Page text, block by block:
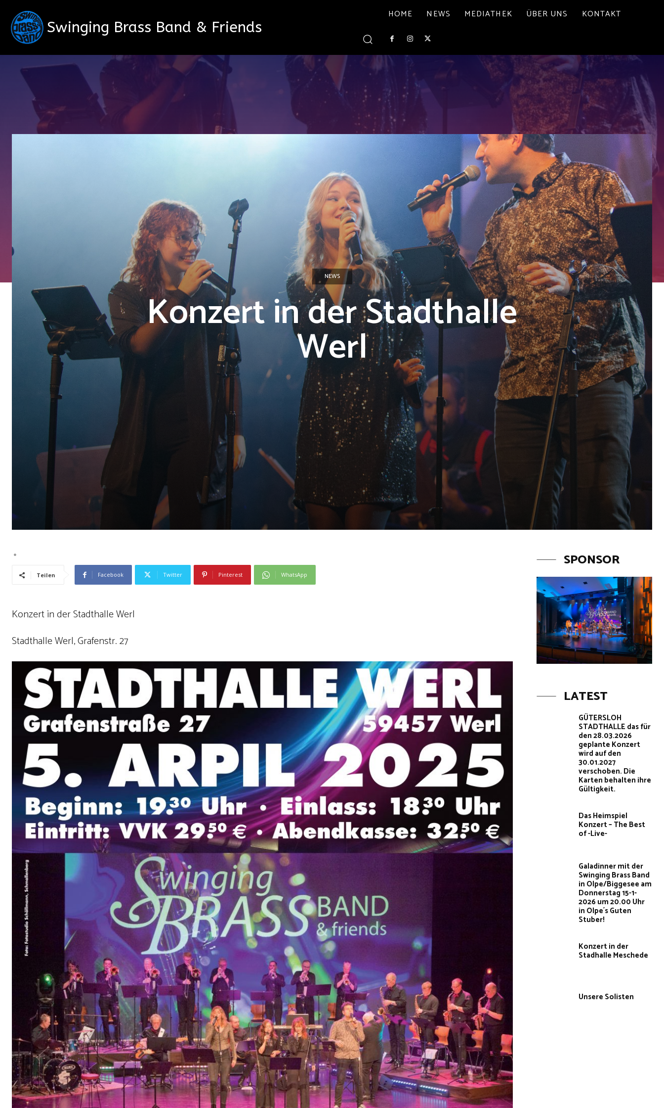
Swinging Brass Band & Friends
HOME NEWS MEDIATHEK ÜBER UNS KONTAKT
NEWS
Konzert in der Stadthalle
Werl
Teilen Facebook Twitter Pinterest WhatsApp
Konzert in der Stadthalle Werl
Stadthalle Werl, Grafenstr. 27
SPONSOR
LATEST
GÜTERSLOH
STADTHALLE das für
den 28.03.2026
geplante Konzert
wird auf den
30.01.2027
verschoben. Die
Karten behalten ihre
Gültigkeit.
Das Heimspiel
Konzert – The Best
of -Live-
Galadinner mit der
Swinging Brass Band
in Olpe/Biggesee am
Donnerstag 15-1-
2026 um 20.00 Uhr
in Olpe´s Guten
Stuber!
Konzert in der
Stadhalle Meschede
Unsere Solisten